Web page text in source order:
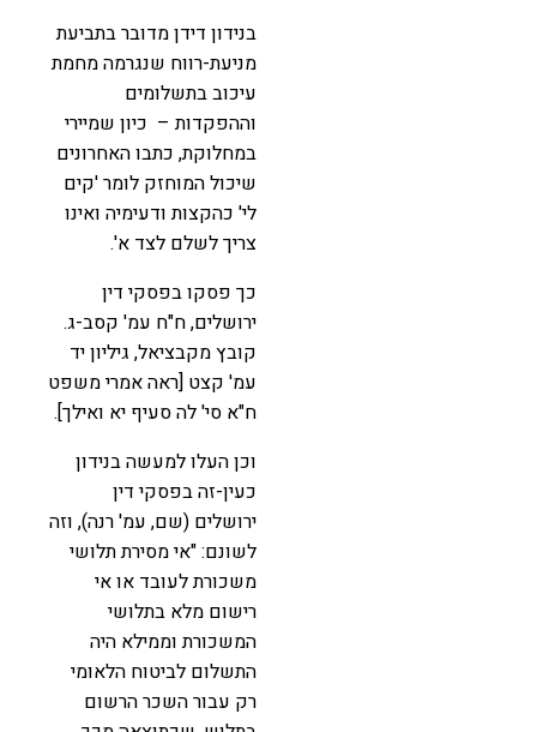
בנידון דידן מדובר בתביעת
מניעת-רווח שנגרמה מחמת
עיכוב בתשלומים
וההפקדות – כיון שמיירי
במחלוקת, כתבו האחרונים
שיכול המוחזק לומר 'קים
לי' כהקצות ודעימיה ואינו
צריך לשלם לצד א'.
כך פסקו בפסקי דין
ירושלים, ח"ח עמ' קסב-ג.
קובץ מקבציאל, גיליון יד
עמ' קצט [ראה אמרי משפט
ח"א סי' לה סעיף יא ואילך].
וכן העלו למעשה בנידון
כעין-זה בפסקי דין
ירושלים (שם, עמ' רנה), וזה
לשונם: "אי מסירת תלושי
משכורת לעובד או אי
רישום מלא בתלושי
המשכורת וממילא היה
התשלום לביטוח הלאומי
רק עבור השכר הרשום